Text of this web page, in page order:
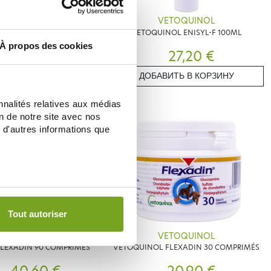
À propos des cookies
relatives aux médias
de notre site avec nos
informations que
Tout autoriser
IPAKITINE 300G
€
VETOQUINOL
VETOQUINOL ENISYL-F 100ML
27,20 €
ДОБАВИТЬ В КОРЗИНУ
-20%
90 COMPRIMÉS
VETOQUINOL
VETOQUINOL FLEXADIN 30 COMPRIMÉS